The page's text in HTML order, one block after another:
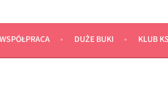
DUŻE BUKI KLUB